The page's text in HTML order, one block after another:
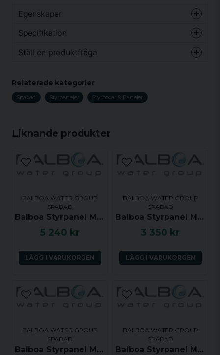
Liknande produkter
BALBOA WATER GROUP
SPABAD
Balboa Styrpanel ML550 Long Touch Panel 2 Pump with Air or P3
5 240 kr
LÄGG I VARUKORGEN
BALBOA WATER GROUP
SPABAD
Balboa Styrpanel ML260 - Jet, Aux, Temp, Light - 54270
3 350 kr
LÄGG I VARUKORGEN
BALBOA WATER GROUP
SPABAD
Balboa Styrpanel ML400 Touch Panel
BALBOA WATER GROUP
SPABAD
Balboa Styrpanel ML240 - Jets, Aux, Temp, Light - 54326
LIGHT.
Skärm: LED, grundläggande 3-siffrig stil
Anslutningar: Telefonkabelstil
Ytterligare anmärkningar: Overlay ingår
Egenskaper
Vikt
Specifikation
Vikt
Ställ en produktfråga
Fråga oss något om denna produkten...
Namn
email
Mejladress
Ja, ni får publicera min fråga
Relaterade kategorier
Spabad Styrpaneler Styrboxar & Paneler